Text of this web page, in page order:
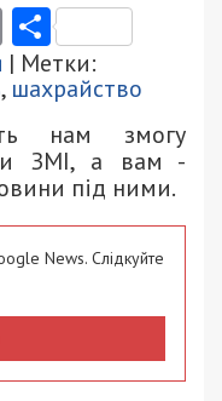
Email
| Метки:
, шахрайство
нам змогу
ЗМІ, а вам -
під ними.
News. Слідкуйте